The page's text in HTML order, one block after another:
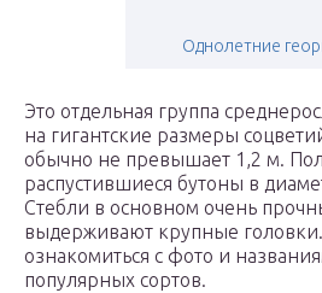
Однолетние
Это отдельная группа
на гигантские размеры
обычно не превышает 1,2 м.
распустившиеся бутоны в
Стебли в основном очень
выдерживают крупные
ознакомиться с фото и
популярных сортов.